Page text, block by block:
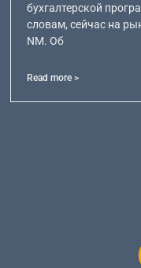
бухгалтерской
словам, сейчас на
NM. Об
Read more >